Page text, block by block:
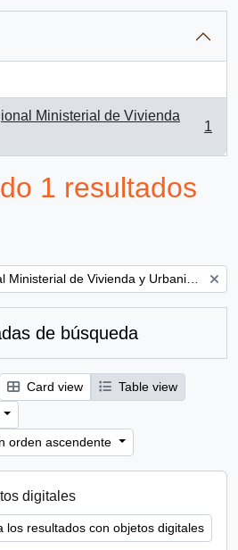
Ministerial de Vivienda
1
1 resultados
de búsqueda
Card view
Table view
orden ascendente
digitales
los resultados con objetos digitales